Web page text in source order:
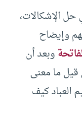
الإشكالات،
وإيضاح
وبعد أن
قيل ما معنى
العباد كيف